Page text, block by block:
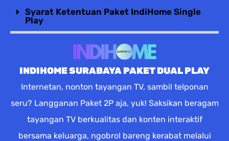
Syarat Ketentuan Paket IndiHome Single
Play
INDIHOME SURABAYA PAKET DUAL PLAY
Internetan, nonton tayangan TV, sambil telponan
seru? Langganan Paket 2P aja, yuk! Saksikan beragam
tayangan TV berkualitas dan konten interaktif
bersama keluarga, ngobrol bareng kerabat melalui